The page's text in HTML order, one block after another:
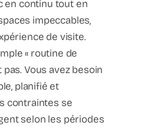
en continu tout en
impeccables,
de visite.
« routine de
Vous avez besoin
planifié et
contraintes se
selon les périodes